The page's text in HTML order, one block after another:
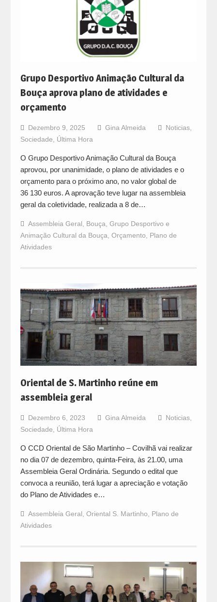
Grupo Desportivo Animação Cultural da
Bouça aprova plano de atividades e
orçamento
Dezembro 9, 2025 Gina Almeida Noticias,
Sociedade
Última Hora
O Grupo Desportivo Animação Cultural da Bouça
aprovou, por unanimidade, o plano de atividades e o
orçamento para o próximo ano, no valor global de
36 130 euros. A aprovação teve lugar na assembleia
geral da coletividade, realizada a 8 de…
Assembleia Geral Bouça Grupo Desportivo e
Animação Cultural da Bouça Orçamento
Plano de
Atividades
Oriental de S. Martinho reúne em
assembleia geral
Dezembro 6, 2023 Gina Almeida Noticias,
Sociedade
Última Hora
O CCD Oriental de São Martinho – Covilhã vai realizar
no dia 07 de dezembro, quinta-Feira, às 21.00, uma
Assembleia Geral Ordinária. Segundo o edital que
convoca a reunião, terá lugar a apreciação e votação
do Plano de Atividades e…
Assembleia Geral Oriental S. Martinho
Plano de
Atividades